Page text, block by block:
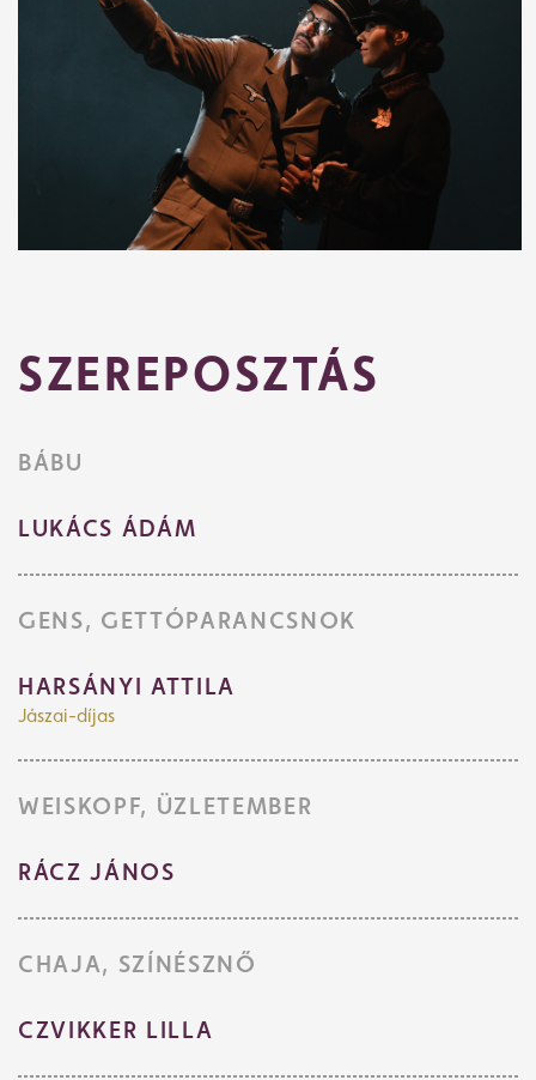
SZEREPOSZTÁS
BÁBU
LUKÁCS ÁDÁM
GENS, GETTÓPARANCSNOK
HARSÁNYI ATTILA
Jászai-díjas
WEISKOPF, ÜZLETEMBER
RÁCZ JÁNOS
CHAJA, SZÍNÉSZNŐ
CZVIKKER LILLA